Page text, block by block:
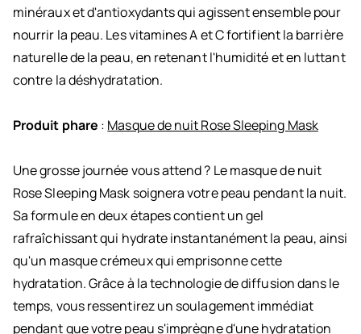
minéraux et d'antioxydants qui agissent ensemble pour
nourrir la peau. Les vitamines A et C fortifient la barrière
naturelle de la peau, en retenant l'humidité et en luttant
contre la déshydratation.
Produit phare : Masque de nuit Rose Sleeping Mask
Une grosse journée vous attend ? Le masque de nuit
Rose Sleeping Mask soignera votre peau pendant la nuit.
Sa formule en deux étapes contient un gel
rafraîchissant qui hydrate instantanément la peau, ainsi
qu'un masque crémeux qui emprisonne cette
hydratation. Grâce à la technologie de diffusion dans le
temps, vous ressentirez un soulagement immédiat
pendant que votre peau s'imprègne d'une hydratation